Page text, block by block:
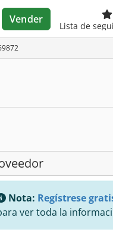
Vender
Lista de
Nota: Regístrese
ver toda la